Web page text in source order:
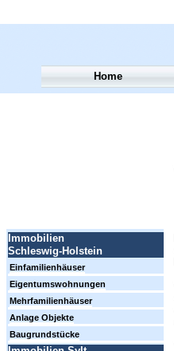
Home
Immobilien
Schleswig-Holstein
Einfamilienhäuser
Eigentumswohnungen
Mehrfamilienhäuser
Anlage Objekte
Baugrundstücke